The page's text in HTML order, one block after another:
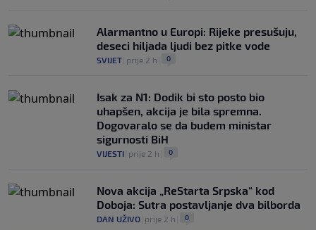
Alarmantno u Europi: Rijeke presušuju,
deseci hiljada ljudi bez pitke vode
SVIJET prije 2 h 0
Isak za N1: Dodik bi sto posto bio
uhapšen, akcija je bila spremna.
Dogovaralo se da budem ministar
sigurnosti BiH
VIJESTI prije 2 h 0
Nova akcija „ReStarta Srpska“ kod
Doboja: Sutra postavljanje dva bilborda
DAN UŽIVO prije 2 h 0